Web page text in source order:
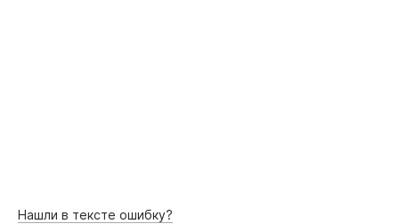
Нашли в тексте ошибку?